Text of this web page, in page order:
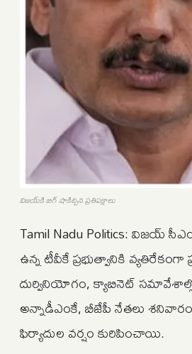
విజయ్‌కి బిగ్ షాకిచ్చిన ప్రతిపక్షాలు
Tamil Nadu Politics: విజయ్
ఉన్న టీవీకే ప్రభుత్వానికి
దుర్వినియోగం, క్యాబినెట్
అన్నాడీఎంకే, బీజేపీ నేతలు శనివారం
ఫిర్యాదుల వర్షం కురిపించాయి.